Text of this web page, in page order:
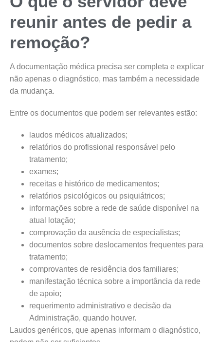
reunir antes de pedir a
remoção?
A documentação médica precisa ser completa e explicar
não apenas o diagnóstico, mas também a necessidade
da mudança.
Entre os documentos que podem ser relevantes estão:
laudos médicos atualizados;
relatórios do profissional responsável pelo
tratamento;
exames;
receitas e histórico de medicamentos;
relatórios psicológicos ou psiquiátricos;
informações sobre a rede de saúde disponível na
atual lotação;
comprovação da ausência de especialistas;
documentos sobre deslocamentos frequentes para
tratamento;
comprovantes de residência dos familiares;
manifestação técnica sobre a importância da rede
de apoio;
requerimento administrativo e decisão da
Administração, quando houver.
Laudos genéricos, que apenas informam o diagnóstico,